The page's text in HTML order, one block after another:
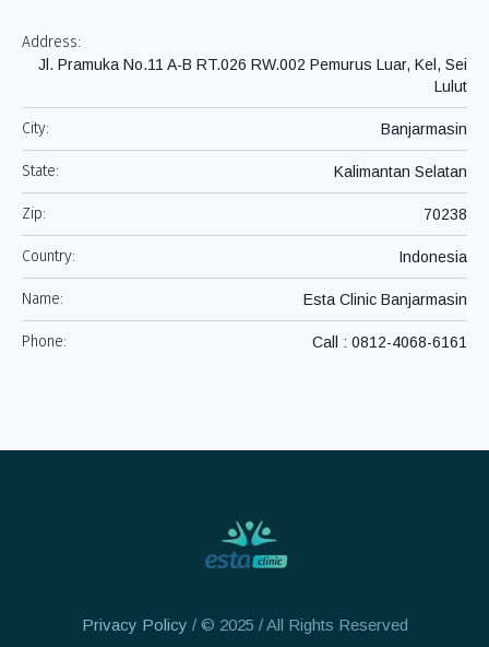
Address:
Jl. Pramuka No.11 A-B RT.026 RW.002 Pemurus Luar, Kel, Sei
Lulut
City: Banjarmasin
State: Kalimantan Selatan
Zip: 70238
Country: Indonesia
Name: Esta Clinic Banjarmasin
Phone: Call : 0812-4068-6161
Privacy Policy / © 2025 / All Rights Reserved